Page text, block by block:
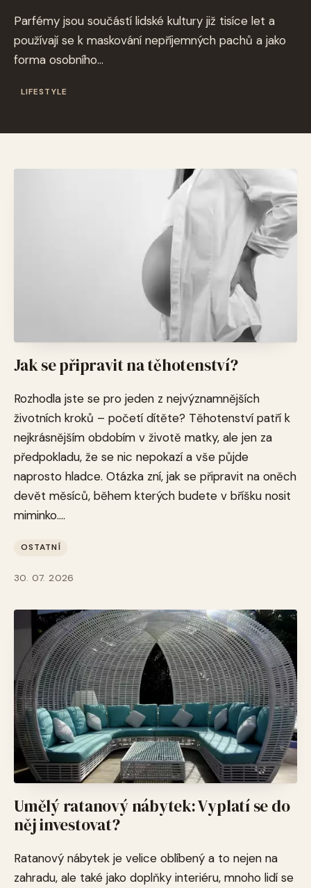
Parfémy jsou součástí lidské kultury již tisíce let a
používají se k maskování nepříjemných pachů a jako
forma osobního...
LIFESTYLE
Jak se připravit na těhotenství?
Rozhodla jste se pro jeden z nejvýznamnějších
životních kroků – početí dítěte? Těhotenství patří k
nejkrásnějším obdobím v životě matky, ale jen za
předpokladu, že se nic nepokazí a vše půjde
naprosto hladce. Otázka zní, jak se připravit na oněch
devět měsíců, během kterých budete v bříšku nosit
miminko....
OSTATNÍ
30. 07. 2026
Umělý ratanový nábytek: Vyplatí se do
něj investovat?
Ratanový nábytek je velice oblíbený a to nejen na
zahradu, ale také jako doplňky interiéru, mnoho lidí se